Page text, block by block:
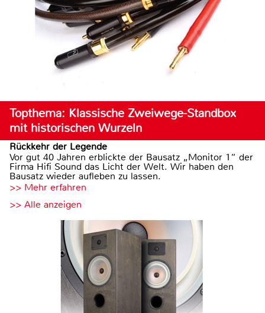
Topthema: Klassische Zweiwege-Standbox
mit historischen Wurzeln
Rückkehr der Legende
Vor gut 40 Jahren erblickte der Bausatz „Monitor 1“ der
Firma Hifi Sound das Licht der Welt. Wir haben den
Bausatz wieder aufleben zu lassen.
>> Mehr erfahren
>> Alle anzeigen